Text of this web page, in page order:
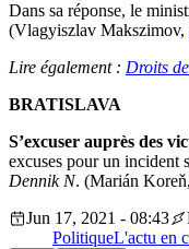
Dans sa réponse, le
(Vlagyiszlav Makszimov,
Lire également : Droits
BRATISLAVA
S’excuser auprès des
excuses pour un incident
Dennik N. (Marián Koreň,
Jun 17, 2021 - 08:43
PolitiqueL'actu en